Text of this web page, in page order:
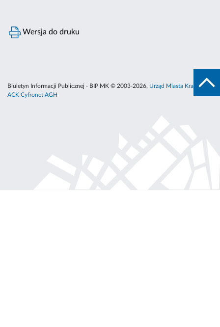
Wersja do druku
Biuletyn Informacji Publicznej - BIP MK © 2003-2026, Urząd Miasta Krakowa
ACK Cyfronet AGH